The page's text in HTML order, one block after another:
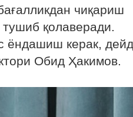
чиқариш
тушиб қолаверади.
ёндашиш керак,
Обид Ҳакимов.